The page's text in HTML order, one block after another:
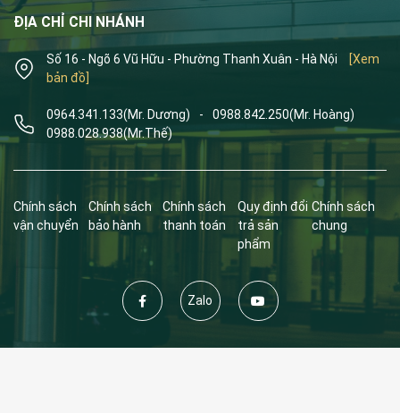
ĐỊA CHỈ CHI NHÁNH
Số 16 - Ngõ 6 Vũ Hữu - Phường Thanh Xuân - Hà Nội
[Xem
bản đồ]
0964.341.133(Mr. Dương) - 0988.842.250(Mr. Hoàng)
0988.028.938(Mr.Thế)
Chính sách
vận chuyển
Chính sách
bảo hành
Chính sách
thanh toán
Quy định đổi
trả sản
phẩm
Chính sách
chung
Zalo